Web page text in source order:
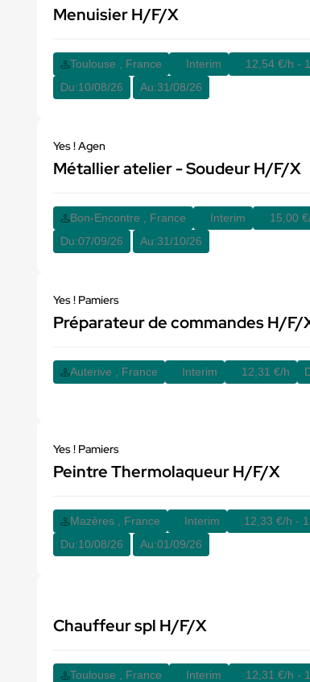
Menuisier H/F/X
Toulouse , France Interim
12,54 €/h -
Du:10/08/26 Au:31/08/26
Yes ! Agen
Métallier atelier - Soudeur H/F/X
Bon-Encontre , France Interim
15,00
Du:07/09/26 Au:31/10/26
Yes ! Pamiers
Préparateur de commandes H/F/
Auterive , France Interim 12,31 €/h
Yes ! Pamiers
Peintre Thermolaqueur H/F/X
Mazères , France Interim
12,33 €/h -
Du:10/08/26 Au:01/09/26
Chauffeur spl H/F/X
Toulouse , France Interim
12,31 €/h -